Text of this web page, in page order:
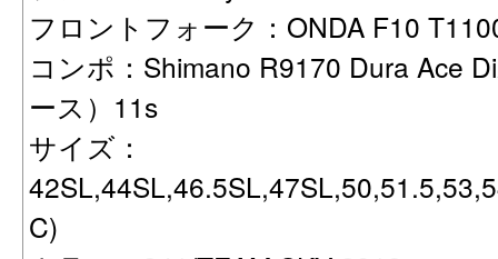
フロントフォーク：ONDA F10
コンポ：Shimano R9170 Dura Ace
ース）11s
サイズ：
C)